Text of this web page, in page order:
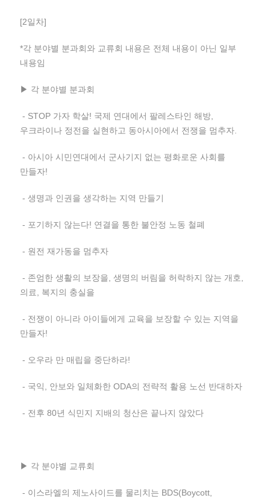
[2일차]
*각 분야별 분과회와 교류회 내용은 전체 내용이 아닌 일부
내용임
▶ 각 분야별 분과회
- STOP 가자 학살! 국제 연대에서 팔레스타인 해방,
우크라이나 정전을 실현하고 동아시아에서 전쟁을 멈추자.
- 아시아 시민연대에서 군사기지 없는 평화로운 사회를
만들자!
- 생명과 인권을 생각하는 지역 만들기
- 포기하지 않는다! 연결을 통한 불안정 노동 철폐
- 원전 재가동을 멈추자
- 존엄한 생활의 보장을, 생명의 버림을 허락하지 않는 개호,
의료, 복지의 충실을
- 전쟁이 아니라 아이들에게 교육을 보장할 수 있는 지역을
만들자!
- 오우라 만 매립을 중단하라!
- 국익, 안보와 일체화한 ODA의 전략적 활용 노선 반대하자
- 전후 80년 식민지 지배의 청산은 끝나지 않았다
▶ 각 분야별 교류회
- 이스라엘의 제노사이드를 물리치는 BDS(Boycott,